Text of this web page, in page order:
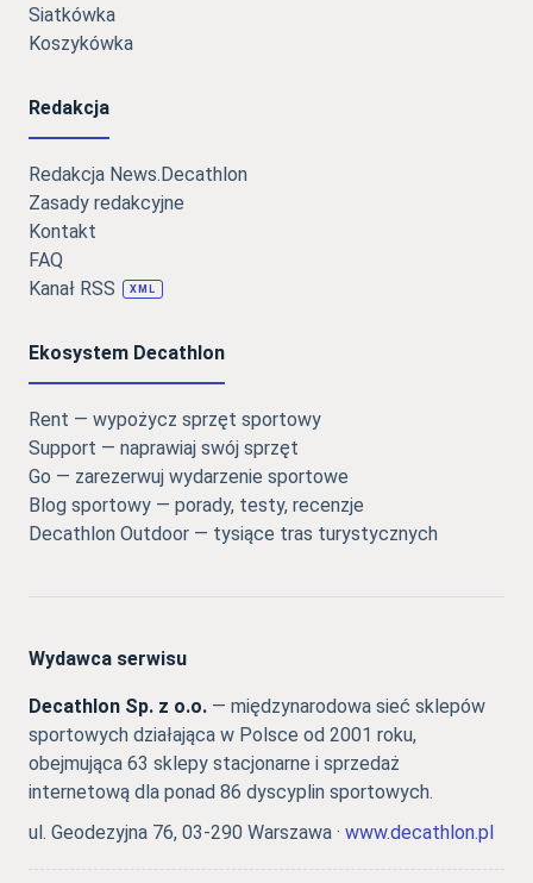
Siatkówka
Koszykówka
Redakcja
Redakcja News.Decathlon
Zasady redakcyjne
Kontakt
FAQ
Kanał RSS
XML
Ekosystem Decathlon
Rent — wypożycz sprzęt sportowy
Support — naprawiaj swój sprzęt
Go — zarezerwuj wydarzenie sportowe
Blog sportowy — porady, testy, recenzje
Decathlon Outdoor — tysiące tras turystycznych
Wydawca serwisu
Decathlon Sp. z o.o. — międzynarodowa sieć sklepów
sportowych działająca w Polsce od 2001 roku,
obejmująca 63 sklepy stacjonarne i sprzedaż
internetową dla ponad 86 dyscyplin sportowych.
ul. Geodezyjna 76, 03-290 Warszawa · www.decathlon.pl